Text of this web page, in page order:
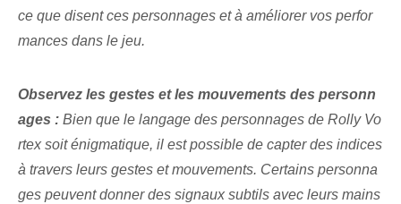
ce que disent ces personnages et à améliorer vos perfor
mances dans le jeu.
Observez les gestes et les mouvements des personn
ages : Bien que le langage des personnages de Rolly Vo
rtex soit énigmatique, il est possible de capter des indices
à travers leurs gestes et mouvements. Certains personna
ges peuvent donner des signaux subtils avec leurs mains